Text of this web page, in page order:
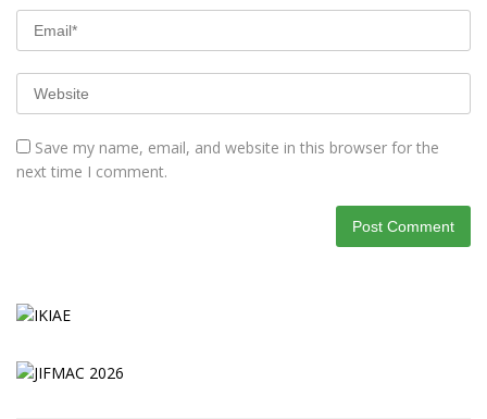
Save my name, email, and website in this browser for the
next time I comment.